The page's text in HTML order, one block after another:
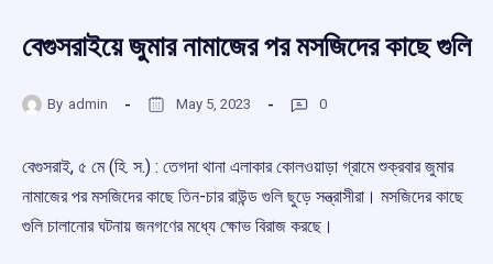
বেগুসরাইয়ে জুমার নামাজের পর মসজিদের কাছে গুলি
By admin May 5, 2023 0
বেগুসরাই, ৫ মে (হি. স.) : তেগদা থানা এলাকার কোলওয়াড়া গ্রামে শুক্রবার জুমার
নামাজের পর মসজিদের কাছে তিন-চার রাউন্ড গুলি ছুড়ে সন্ত্রাসীরা। মসজিদের কাছে
গুলি চালানোর ঘটনায় জনগণের মধ্যে ক্ষোভ বিরাজ করছে।